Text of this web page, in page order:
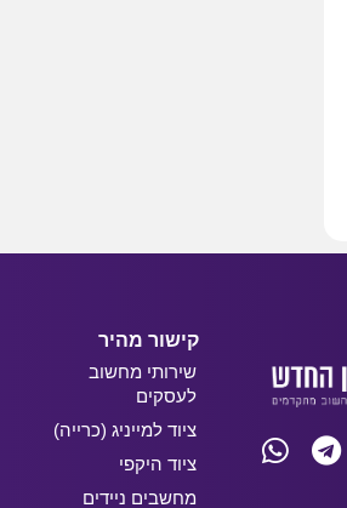
קישור מהיר
שירותי מחשוב
לעסקים
ציוד למייניג (כרייה)
ציוד היקפי
מחשבים ניידים